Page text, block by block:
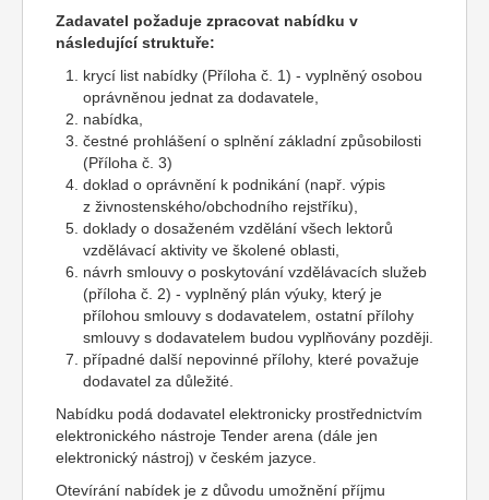
Zadavatel požaduje zpracovat nabídku v
následující struktuře:
krycí list nabídky (Příloha č. 1) - vyplněný osobou
oprávněnou jednat za dodavatele,
nabídka,
čestné prohlášení o splnění základní způsobilosti
(Příloha č. 3)
doklad o oprávnění k podnikání (např. výpis
z živnostenského/obchodního rejstříku),
doklady o dosaženém vzdělání všech lektorů
vzdělávací aktivity ve školené oblasti,
návrh smlouvy o poskytování vzdělávacích služeb
(příloha č. 2) - vyplněný plán výuky, který je
přílohou smlouvy s dodavatelem, ostatní přílohy
smlouvy s dodavatelem budou vyplňovány později.
případné další nepovinné přílohy, které považuje
dodavatel za důležité.
Nabídku podá dodavatel elektronicky prostřednictvím
elektronického nástroje Tender arena (dále jen
elektronický nástroj) v českém jazyce.
Otevírání nabídek je z důvodu umožnění příjmu